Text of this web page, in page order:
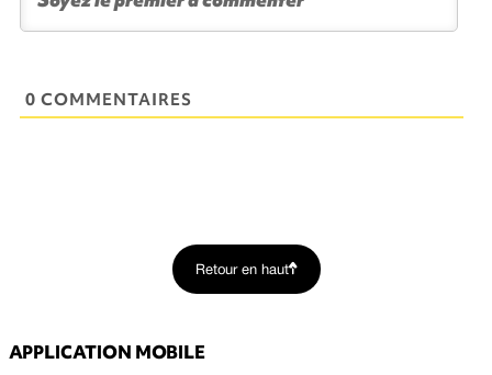
0 COMMENTAIRES
Retour en haut
APPLICATION MOBILE